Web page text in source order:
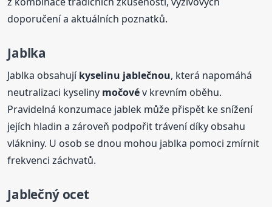
doporučení a aktuálních poznatků.
Jablka
Jablka obsahujíkyselinu jablečnou, která napomáhá
neutralizaci kyseliny močovév krevním oběhu.
Pravidelná konzumace jablek může přispět ke snížení
jejích hladin a zároveň podpořit trávení díky obsahu
vlákniny. U osob se dnou mohou jablka pomoci zmírnit
frekvenci záchvatů.
Jablečný ocet